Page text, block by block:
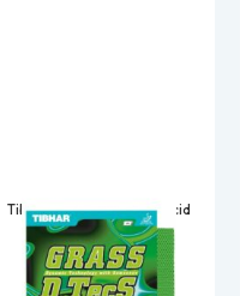
Tibhar Grass D.TecS GS acid
green
Kummid
53.90€